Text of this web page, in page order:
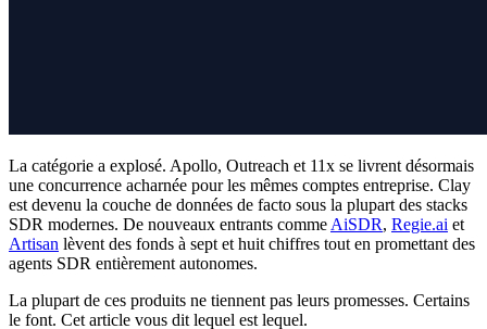
La catégorie a explosé. Apollo, Outreach et 11x se livrent désormais
une concurrence acharnée pour les mêmes comptes entreprise. Clay
est devenu la couche de données de facto sous la plupart des stacks
SDR modernes. De nouveaux entrants comme AiSDR, Regie.ai et
Artisan lèvent des fonds à sept et huit chiffres tout en promettant des
agents SDR entièrement autonomes.
La plupart de ces produits ne tiennent pas leurs promesses. Certains
le font. Cet article vous dit lequel est lequel.